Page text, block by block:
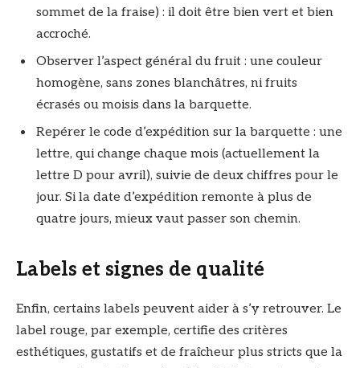
sommet de la fraise) : il doit être bien vert et bien
accroché.
Observer l’aspect général du fruit : une couleur
homogène, sans zones blanchâtres, ni fruits
écrasés ou moisis dans la barquette.
Repérer le code d’expédition sur la barquette : une
lettre, qui change chaque mois (actuellement la
lettre D pour avril), suivie de deux chiffres pour le
jour. Si la date d’expédition remonte à plus de
quatre jours, mieux vaut passer son chemin.
Labels et signes de qualité
Enfin, certains labels peuvent aider à s’y retrouver. Le
label rouge, par exemple, certifie des critères
esthétiques, gustatifs et de fraîcheur plus stricts que la